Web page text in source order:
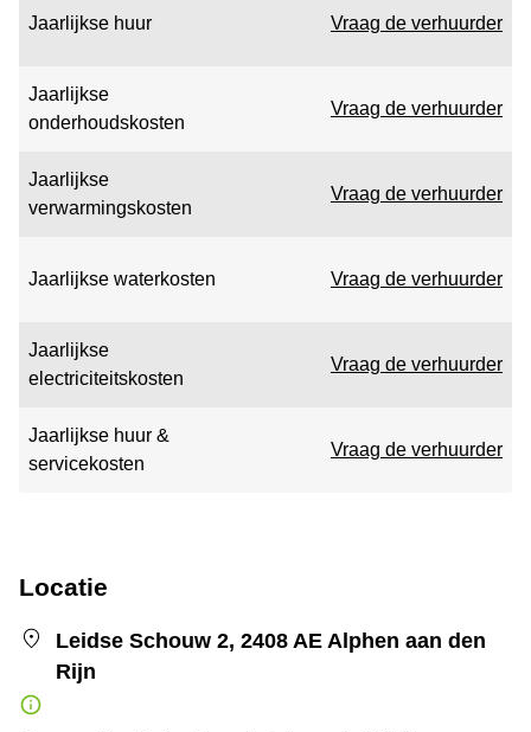
Jaarlijkse huur Vraag de verhuurder
Jaarlijkse
onderhoudskosten
Vraag de verhuurder
Jaarlijkse
verwarmingskosten
Vraag de verhuurder
Jaarlijkse waterkosten Vraag de verhuurder
Jaarlijkse
electriciteitskosten
Vraag de verhuurder
Jaarlijkse huur &
servicekosten
Vraag de verhuurder
Locatie
Leidse Schouw 2, 2408 AE Alphen aan den
Rijn